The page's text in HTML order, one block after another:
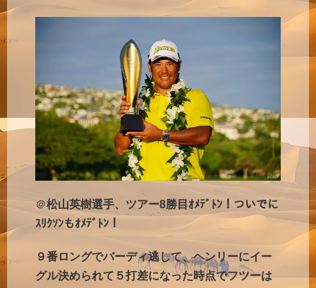
＠松山英樹選手、ツアー8勝目ｵﾒﾃﾞﾄﾝ！ついでに
ｽﾘｸｿﾝもｵﾒﾃﾞﾄﾝ！
９番ロングでバーディ逃して、ヘンリーにイー
グル決められて５打差になった時点でフツーは